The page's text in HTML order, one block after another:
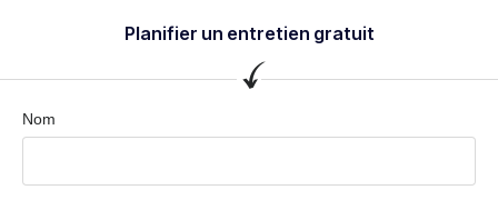
Planifier un entretien gratuit
Nom